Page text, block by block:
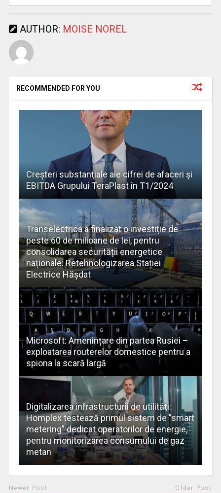
AUTHOR: MOISE NOREL
RECOMMENDED FOR YOU
Creșteri substanțiale ale cifrei de afaceri și
EBITDA Grupului TeraPlast în T1/2024
Transelectrica a finalizat o investiție de
peste 60 de milioane de lei, pentru
consolidarea securității energetice
naționale: Retehnologizarea Stației
Electrice Hășdat
Microsoft: Amenințare din partea Rusiei –
exploatarea routerelor domestice pentru a
spiona la scară largă
Digitalizarea infrastructurii de utilități:
Homplex testează primul sistem de ”smart
metering” dedicat operatorilor de energie,
pentru monitorizarea consumului de gaz
metan
Newer Post Older Post